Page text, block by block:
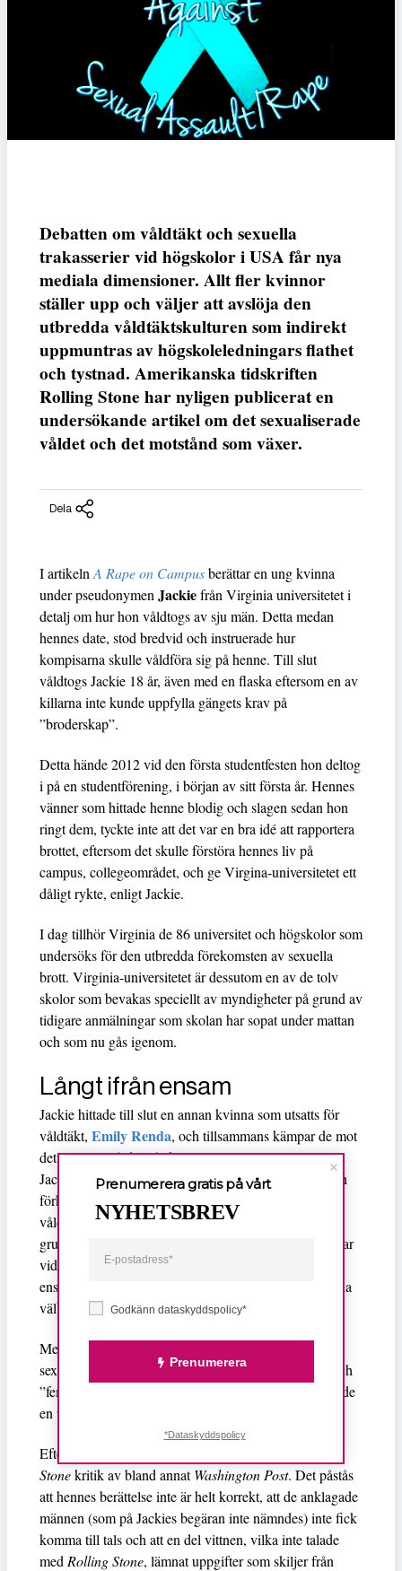
Debatten om våldtäkt och sexuella
trakasserier vid högskolor i USA får nya
mediala dimensioner. Allt fler kvinnor
ställer upp och väljer att avslöja den
utbredda våldtäktskulturen som indirekt
uppmuntras av högskoleledningars flathet
och tystnad. Amerikanska tidskriften
Rolling Stone har nyligen publicerat en
undersökande artikel om det sexualiserade
våldet och det motstånd som växer.
Dela
I artikeln A Rape on Campusberättar en ung kvinna
under pseudonymen Jackiefrån Virginia universitetet i
detalj om hur hon våldtogs av sju män. Detta medan
hennes date, stod bredvid och instruerade hur
kompisarna skulle våldföra sig på henne. Till slut
våldtogs Jackie 18 år, även med en flaska eftersom en av
killarna inte kunde uppfylla gängets krav på
”broderskap”.
Detta hände 2012 vid den första studentfesten hon deltog
i på en studentförening, i början av sitt första år. Hennes
vänner som hittade henne blodig och slagen sedan hon
ringt dem, tyckte inte att det var en bra idé att rapportera
brottet, eftersom det skulle förstöra hennes liv på
campus, collegeområdet, och ge Virgina-universitetet ett
dåligt rykte, enligt Jackie.
I dag tillhör Virginia de 86 universitet och högskolor som
undersöks för den utbredda förekomsten av sexuella
brott. Virginia-universitetet är dessutom en av de tolv
skolor som bevakas speciellt av myndigheter på grund av
tidigare anmälningar som skolan har sopat under mattan
och som nu gås igenom.
Långt ifrån ensam
Jackie hittade till slut en annan kvinna som utsatts för
våldtäkt, Emily Renda, och tillsammans kämpar de mot
det sexuella våldet på skolan.One Lessär en grupp
Jackie startade, som håller seminarier för studenter och
förklarar vikten av att vittnen ingriper och att de
våldsutsatta ges stöd. Hon är dessutom medlem i
gruppen ta natten tillbaka,
. Det var
vid dessa möten Jackie förstod att hon är långt ifrån
ensam våldtäktsöverlevande. Allt fler valde att dela sina
välbevarade berättelser.
Men Emily Renda och Jakie straffas för sin kamp mot
sexuella våldet. De trakasseras och kallas för ”fitta” och
”femnazi-hora”! Jackie säger att en kille nyligen kastade
en tomflaska mot henne som skadade hennes ansikte.
Efter publiceringen av Jackies berättelse fick
Stonekritik av bland annatWashington Post. Det påstås
att hennes berättelse inte är helt korrekt, att de anklagade
männen (som på Jackies begäran inte nämndes) inte fick
komma till tals och att en del vittnen, vilka inte talade
med Rolling Stone, lämnat uppgifter som skiljer från
Godkänn dataskyddspolicy*
Prenumerera
Prenumerera gratis på vårt
NYHETSBREV
*Dataskyddspolicy